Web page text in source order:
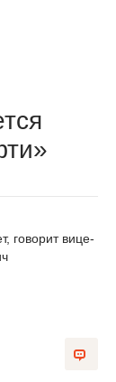
говорит вице-